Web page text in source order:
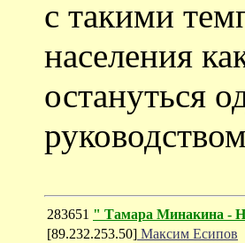
с такими
населения
остануться
283651 " Тамара Минакина -
[89.232.253.50] Максим Есипов